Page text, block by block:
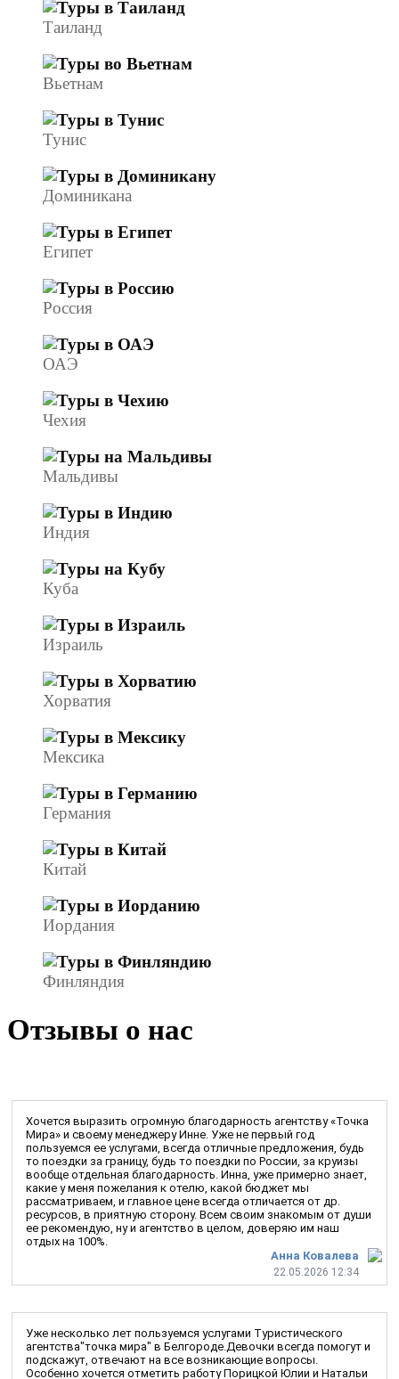
Таиланд
Вьетнам
Тунис
Доминикана
Египет
Россия
ОАЭ
Чехия
Мальдивы
Индия
Куба
Израиль
Хорватия
Мексика
Германия
Китай
Иордания
Финляндия
Отзывы о нас
Анна Ковалева
22.05.2026 12:34
Хочется выразить огромную благодарность агентству «Точка
Мира» и своему менеджеру Инне. Уже не первый год
пользуемся ее услугами, всегда отличные предложения, будь
то поездки за границу, будь то поездки по России, за круизы
вообще отдельная благодарность. Инна, уже примерно знает,
какие у меня пожелания к отелю, какой бюджет мы
рассматриваем, и главное цене всегда отличается от др.
ресурсов, в приятную сторону. Всем своим знакомым от души
ее рекомендую, ну и агентство в целом, доверяю им наш
отдых на 100%.
Уже несколько лет пользуемся услугами Туристического
агентства"точка мира" в Белгороде.Девочки всегда помогут и
подскажут, отвечают на все возникающие вопросы.
Особенно хочется отметить работу Порицкой Юлии и Натальи